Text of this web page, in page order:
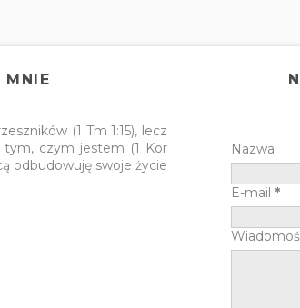
MNIE
(1 Tm 1:15), lecz
tym, czym jestem (1 Kor
odbudowuję swoje życie
Nazwa
E-mail *